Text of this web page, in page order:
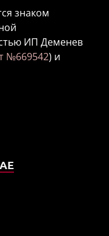
знаком
ИП Деменев
№669542) и